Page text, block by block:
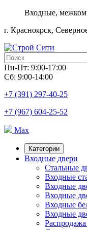
Входные,
г. Красноярск,
Пн-Пт: 9:00-17:00
Сб: 9:00-14:00
+7 (391) 297-40-25
+7 (967) 604-25-52
Max
Категории
Входные двери
Стальные
Входные
Входные
Входные
Входные
Входные